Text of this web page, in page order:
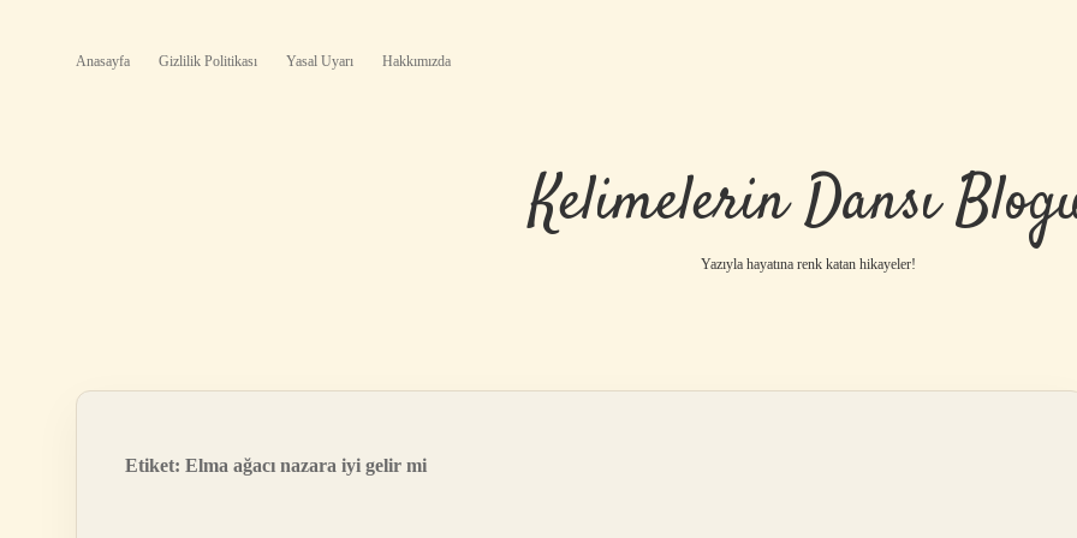
Anasayfa Gizlilik Politikası Yasal Uyarı Hakkımızda
Kelimelerin Dansı
Yazıyla hayatına renk katan hikayeler!
Etiket: Elma ağacı nazara iyi gelir mi